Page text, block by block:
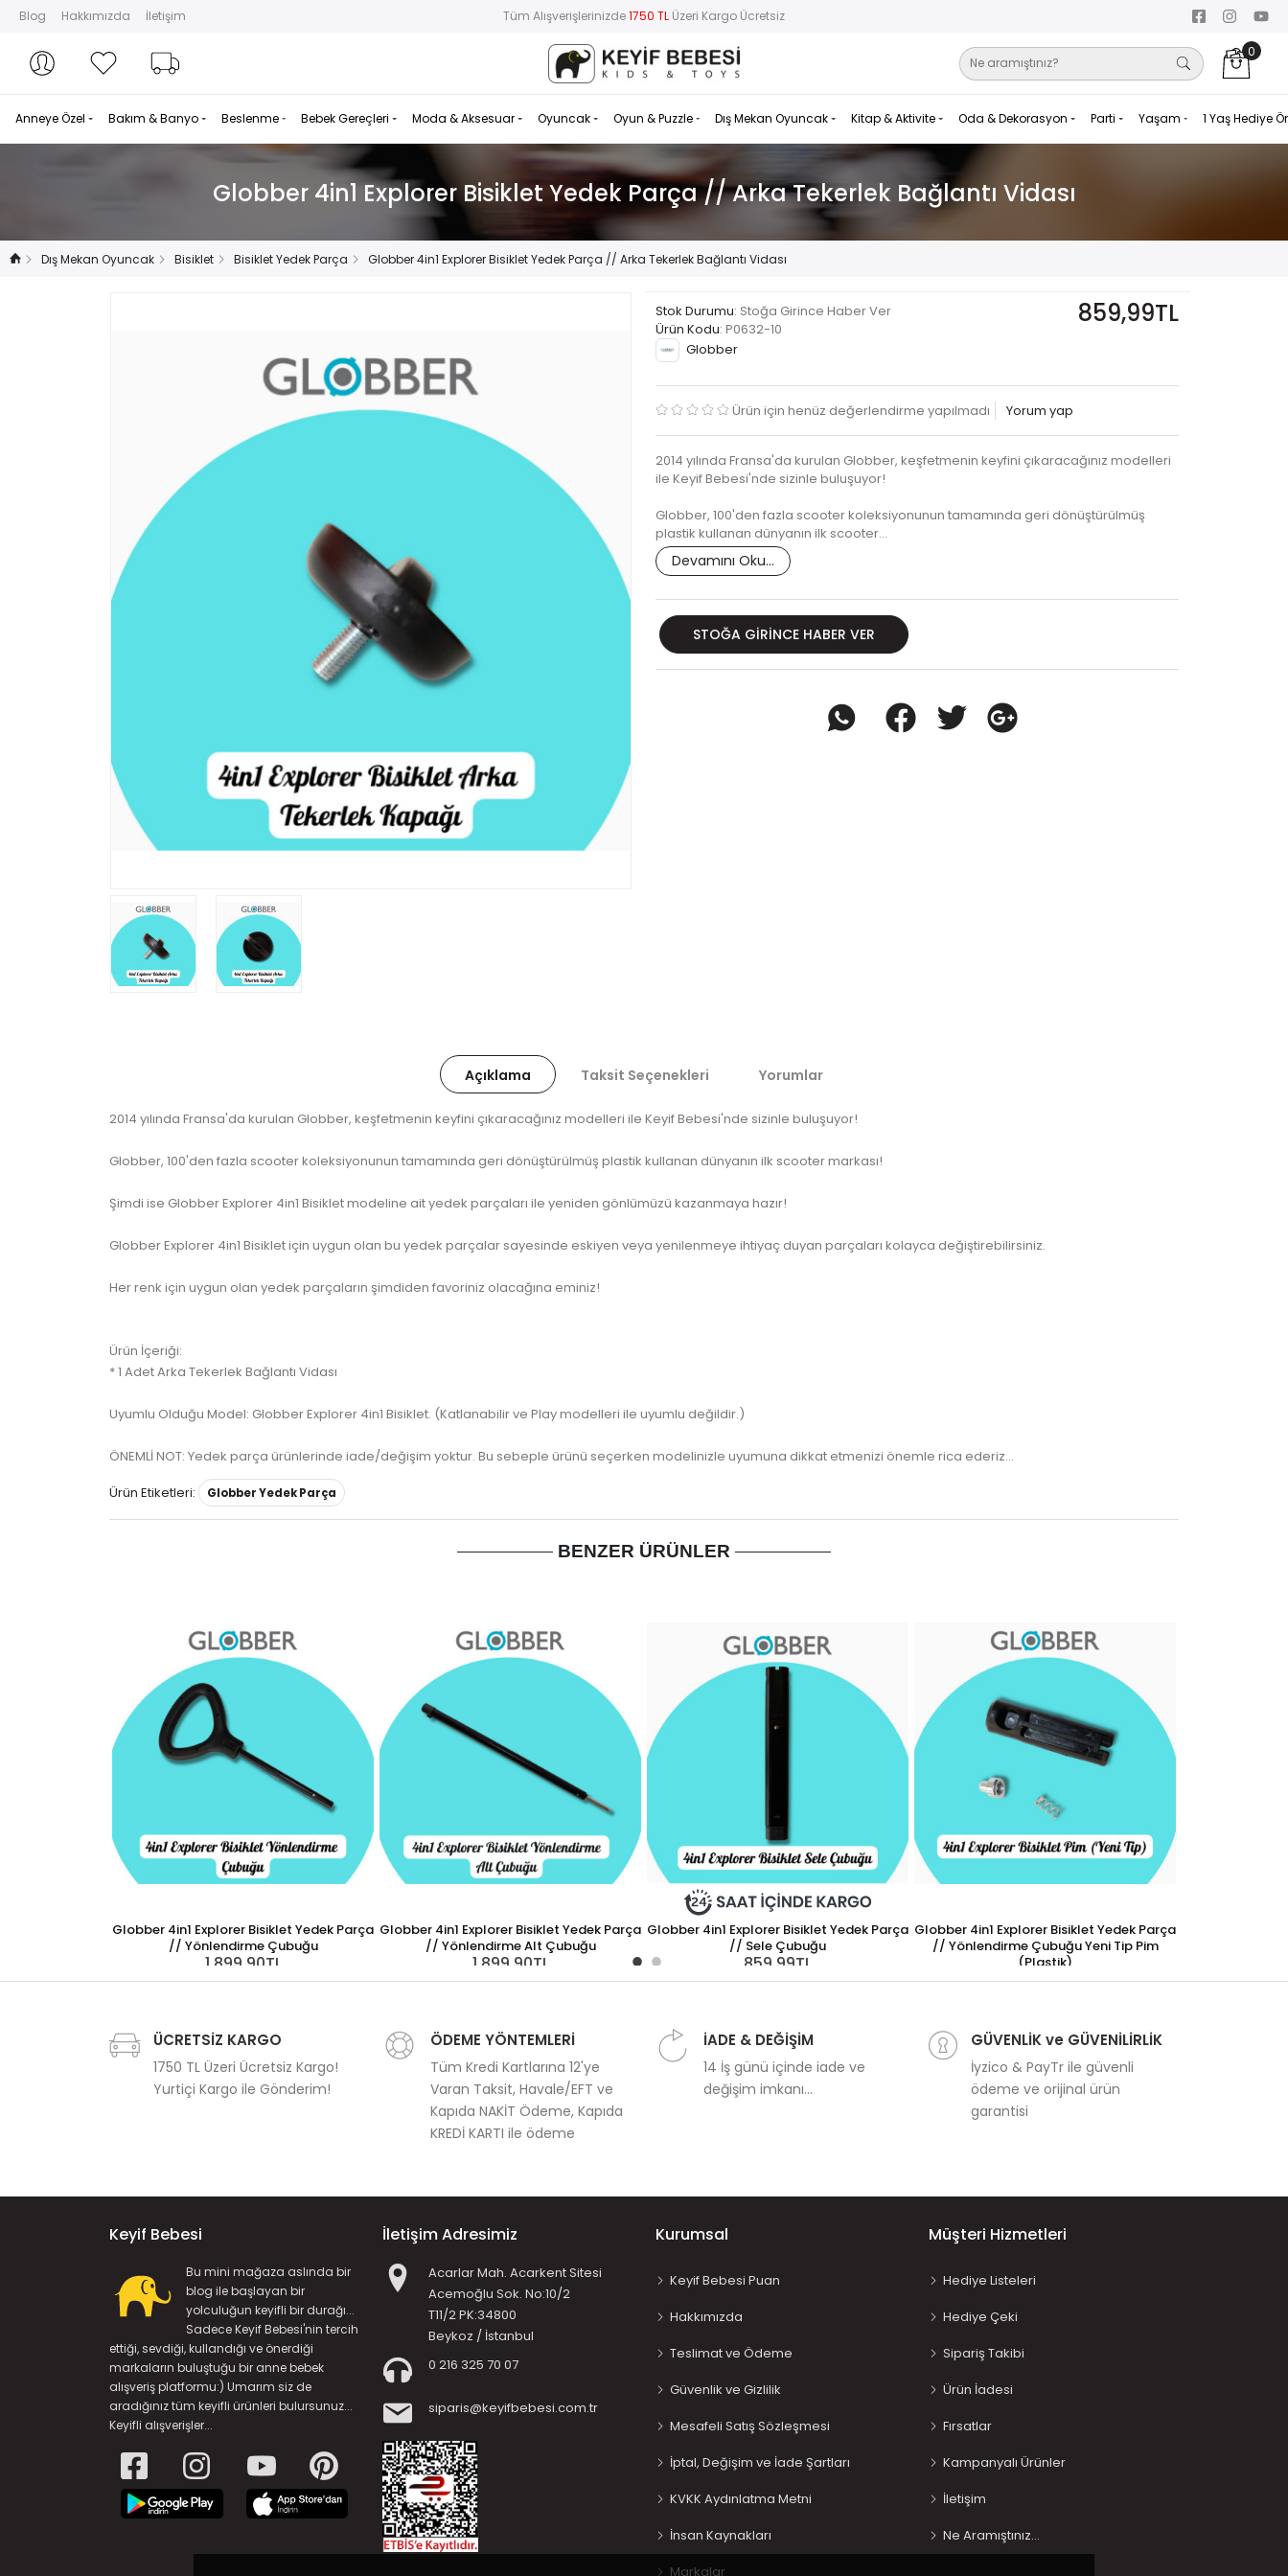
Blog Hakkımızda İletişim Tüm Alışverişlerinizde1750 TL Üzeri Kargo Ücretsiz
Hesabım
Hesabım Favorilerim 0
Anneye Özel Bakım & Banyo Beslenme Bebek Gereçleri Moda & Aksesuar Oyuncak Oyun & Puzzle Dış Mekan Oyuncak Kitap & Aktivite Oda & Dekorasyon Parti Yaşam 1 Yaş Hediye
Globber 4in1 Explorer Bisiklet Yedek Parça // Arka Tekerlek Bağlantı Vidası
Dış Mekan Oyuncak Bisiklet Bisiklet Yedek Parça Globber 4in1 Explorer Bisiklet Yedek Parça // Arka Tekerlek Bağlantı Vidası
Stok Durumu: Stoğa Girince Haber Ver
Ürün Kodu: P0632-10
Globber
859,99TL
Ürün için henüz değerlendirme yapılmadı Yorum yap
2014 yılında Fransa'da kurulan Globber, keşfetmenin keyfini çıkaracağınız modelleri
ile Keyif Bebesi'nde sizinle buluşuyor!
Globber, 100'den fazla scooter koleksiyonunun tamamında geri dönüştürülmüş
plastik kullanan dünyanın ilk scooter…
Devamını Oku...
STOĞA GIRINCE HABER VER
Açıklama Taksit Seçenekleri Yorumlar
2014 yılında Fransa'da kurulan Globber, keşfetmenin keyfini çıkaracağınız modelleri ile Keyif Bebesi'nde sizinle buluşuyor!
Globber, 100'den fazla scooter koleksiyonunun tamamında geri dönüştürülmüş plastik kullanan dünyanın ilk scooter markası!
Şimdi ise Globber Explorer 4in1 Bisiklet modeline ait yedek parçaları ile yeniden gönlümüzü kazanmaya hazır!
Globber Explorer 4in1 Bisiklet için uygun olan bu yedek parçalar sayesinde eskiyen veya yenilenmeye ihtiyaç duyan parçaları kolayca değiştirebilirsiniz.
Her renk için uygun olan yedek parçaların şimdiden favoriniz olacağına eminiz!
Ürün İçeriği:
* 1 Adet Arka Tekerlek Bağlantı Vidası
Uyumlu Olduğu Model: Globber Explorer 4in1 Bisiklet. (Katlanabilir ve Play modelleri ile uyumlu değildir.)
ÖNEMLİ NOT: Yedek parça ürünlerinde iade/değişim yoktur. Bu sebeple ürünü seçerken modelinizle uyumuna dikkat etmenizi önemle rica ederiz...
Ürün Etiketleri:
Globber Yedek Parça
BENZER ÜRÜNLER
Globber 4in1 Explorer Bisiklet Yedek Parça
// Yönlendirme Çubuğu
1.899,90TL
Globber 4in1 Explorer Bisiklet Yedek Parça
// Yönlendirme Alt Çubuğu
1.899,90TL
Globber 4in1 Explorer Bisiklet Yedek Parça
// Sele Çubuğu
859,99TL
Globber 4in1 Explorer Bisiklet Yedek Parça
// Yönlendirme Çubuğu Yeni Tip Pim
(Plastik)
649,99TL
Globber 4in1
ÜCRETSİZ KARGO
1750 TL Üzeri Ücretsiz Kargo!
Yurtiçi Kargo ile Gönderim!
ÖDEME YÖNTEMLERİ
Tüm Kredi Kartlarına 12'ye
Varan Taksit, Havale/EFT ve
Kapıda NAKİT Ödeme, Kapıda
KREDİ KARTI ile ödeme
İADE & DEĞİŞİM
14 İş günü içinde iade ve
değişim imkanı...
GÜVENLİK ve GÜVENİLİRLİK
İyzico & PayTr ile güvenli
ödeme ve orijinal ürün
garantisi
Keyif Bebesi
Bu mini mağaza aslında bir
blog ile başlayan bir
yolculuğun keyifli bir durağı...
Sadece Keyif Bebesi'nin tercih
ettiği, sevdiği, kullandığı ve önerdiği
markaların buluştuğu bir anne bebek
alışveriş platformu:) Umarım siz de
aradığınız tüm keyifli ürünleri bulursunuz...
Keyifli alışverişler...
İletişim Adresimiz
Acarlar Mah. Acarkent Sitesi
Acemoğlu Sok. No:10/2
T11/2 PK:34800
Beykoz / İstanbul
0 216 325 70 07
siparis@keyifbebesi.com.tr
Kurumsal
Keyif Bebesi Puan
Hakkımızda
Teslimat ve Ödeme
Güvenlik ve Gizlilik
Mesafeli Satış Sözleşmesi
İptal, Değişim ve İade Şartları
KVKK Aydınlatma Metni
İnsan Kaynakları
Markalar
Müşteri Hizmetleri
Hediye Listeleri
Hediye Çeki
Sipariş Takibi
Ürün İadesi
Fırsatlar
Kampanyalı Ürünler
İletişim
Ne Aramıştınız…